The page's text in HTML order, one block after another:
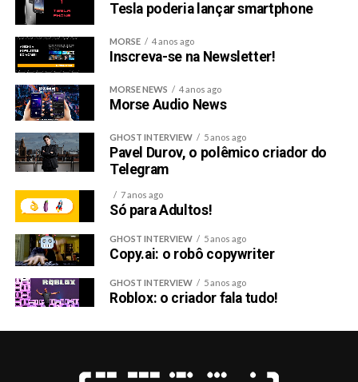
Tesla poderia lançar smartphone
MORSE 4 anos ago
Inscreva-se na Newsletter!
MORSE NEWS 4 anos ago
Morse Audio News
GHOST INTERVIEW 5 anos ago
Pavel Durov, o polêmico criador do
Telegram
7 anos ago
Só para Adultos!
GHOST INTERVIEW 5 anos ago
Copy.ai: o robô copywriter
GHOST INTERVIEW 5 anos ago
Roblox: o criador fala tudo!